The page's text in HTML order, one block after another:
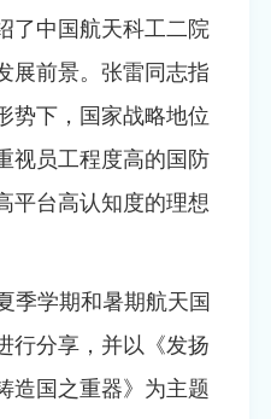
了中国航天科工二院
展前景。张雷同志指
势下，国家战略地位
视员工程度高的国防
平台高认知度的理想
季学期和暑期航天国
行分享，并以《发扬
造国之重器》为主题